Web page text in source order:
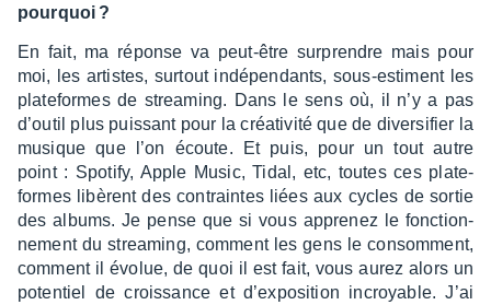
pourquoi ?
En fait, ma réponse va peut-être surprendre mais pour
moi, les artistes, surtout indé­pen­dants, sous-estiment les
plate­formes de strea­ming. Dans le sens où, il n’y a pas
d’ou­til plus puis­sant pour la créa­ti­vité que de diver­si­fier la
musique que l’on écoute. Et puis, pour un tout autre
point : Spotify, Apple Music, Tidal, etc, toutes ces plate­
formes libèrent des contraintes liées aux cycles de sortie
des albums. Je pense que si vous appre­nez le fonc­tion­
ne­ment du strea­ming, comment les gens le consomment,
comment il évolue, de quoi il est fait, vous aurez alors un
poten­tiel de crois­sance et d’ex­po­si­tion incroyable. J’ai